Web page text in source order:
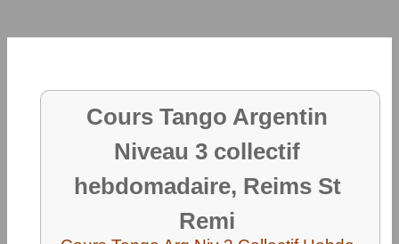
Cours Tango Argentin
Niveau 3 collectif
hebdomadaire, Reims St
Remi